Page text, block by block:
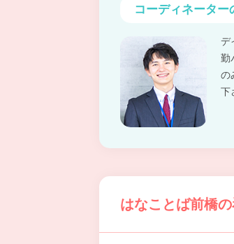
コーディネーター
デ
勤
の
下
はなことば前橋